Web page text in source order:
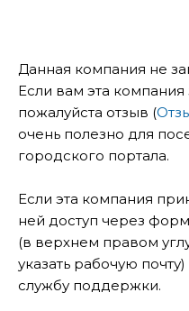
Данная компания не
Если вам эта компания
пожалуйста отзыв (
очень полезно для
городского портала.
Если эта компания
ней доступ через
(в верхнем правом
указать рабочую
службу поддержки.